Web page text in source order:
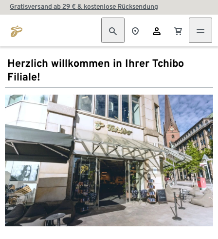
Gratisversand ab 29 € & kostenlose Rücksendung
Herzlich willkommen in Ihrer Tchibo
Filiale!